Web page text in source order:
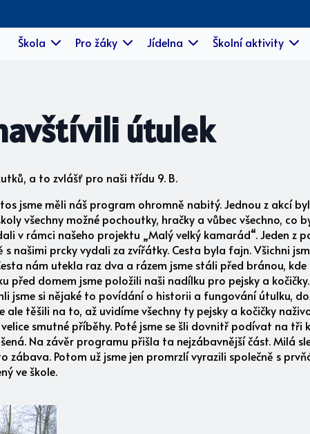
Škola
Pro žáky Jídelna Školní aktivity
útulek
a to zvlášť pro naši třídu 9. B.
jsme měli náš program ohromně nabitý. Jednou z akcí
všechny možné pochoutky, hračky a vůbec všechno, co
v rámci našeho projektu „Malý velký kamarád“. Jeden z
našimi prcky vydali za zvířátky. Cesta byla fajn. Všichni
nám utekla raz dva a rázem jsme stáli před bránou,
před domem jsme položili naši nadílku pro pejsky a
jsme si nějaké to povídání o historii a fungování útulku,
těšili na to, až uvidíme všechny ty pejsky a kočičky
smutné příběhy. Poté jsme se šli dovnitř podívat na tři
Na závěr programu přišla ta nejzábavnější část. Milá
zábava. Potom už jsme jen promrzlí vyrazili společně s
ve škole.